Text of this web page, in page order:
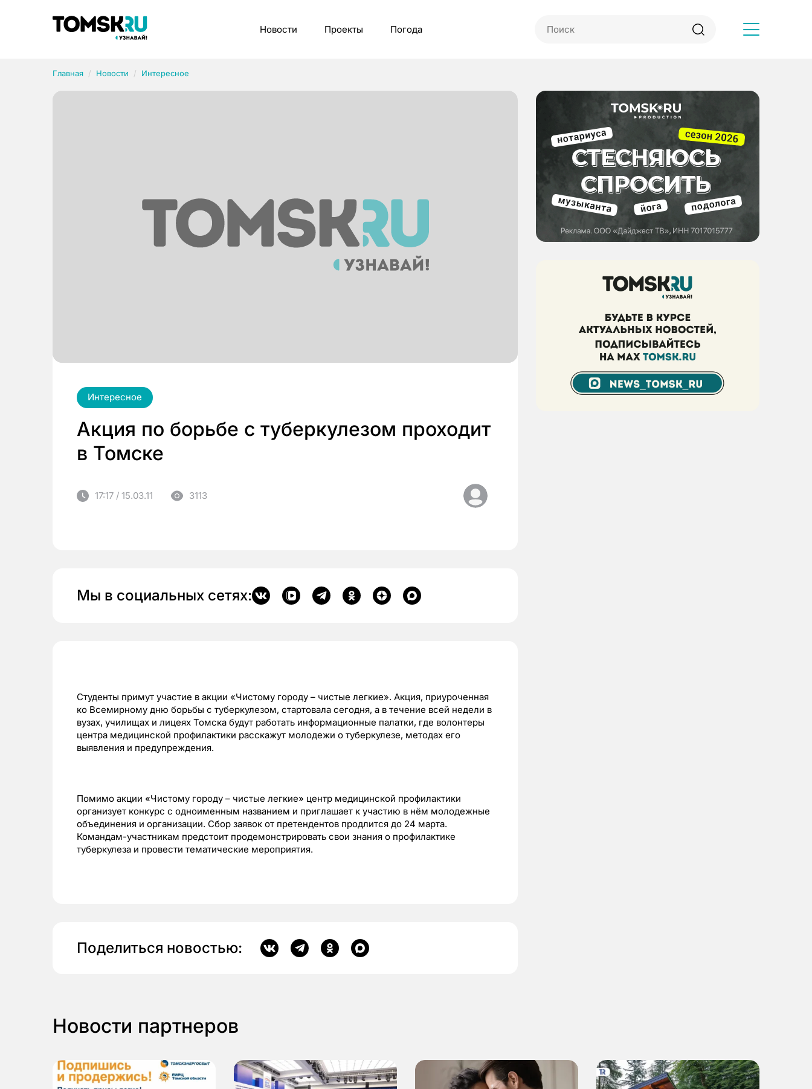
Новости Проекты Погода
Главная Новости Интересное
Интересное
Акция по борьбе с туберкулезом проходит
в Томске
17:17 / 15.03.11 3113
Мы в социальных сетях:
Студенты примут участие в акции «Чистому городу – чистые легкие». Акция, приуроченная
ко Всемирному дню борьбы с туберкулезом, стартовала сегодня, а в течение всей недели в
вузах, училищах и лицеях Томска будут работать информационные палатки, где волонтеры
центра медицинской профилактики расскажут молодежи о туберкулезе, методах его
выявления и предупреждения.
Помимо акции «Чистому городу – чистые легкие» центр медицинской профилактики
организует конкурс с одноименным названием и приглашает к участию в нём молодежные
объединения и организации. Сбор заявок от претендентов продлится до 24 марта.
Командам-участникам предстоит продемонстрировать свои знания о профилактике
туберкулеза и провести тематические мероприятия.
Поделиться новостью:
Новости партнеров
Рубрики